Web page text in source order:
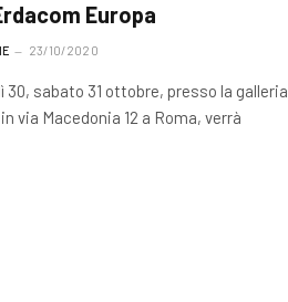
Europa
23/10/2020
30, sabato 31 ottobre, presso la galleria
via Macedonia 12 a Roma, verrà